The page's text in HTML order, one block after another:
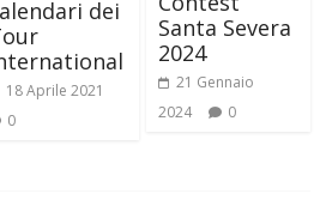
dei
18 Aprile 2021
0
Santa Severa
2024
21 Gennaio
2024
0